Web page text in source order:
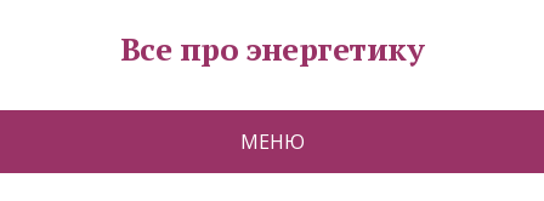
Все про энергетику
МЕНЮ